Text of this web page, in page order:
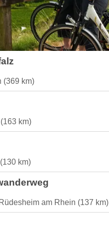
(369 km)
km)
km)
am Rhein (137 km)